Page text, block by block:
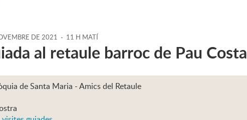
DE 2021 - 11 H MATÍ
al retaule barroc de Pau Costa
de Santa Maria - Amics del Retaule